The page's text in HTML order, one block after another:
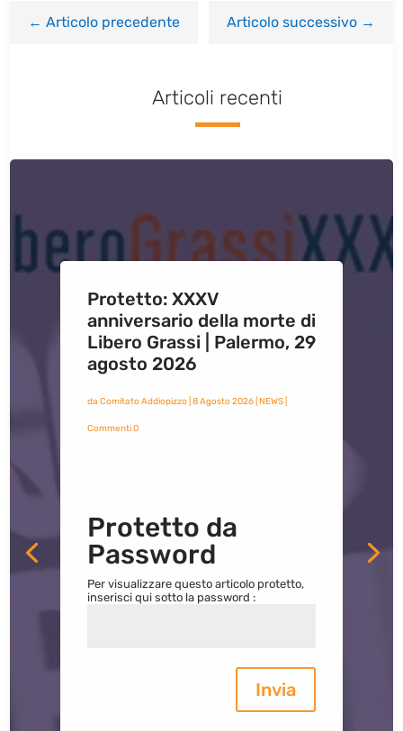
←Articolo precedente Articolo successivo→
Articoli recenti
Protetto: XXXV
anniversario della morte di
Libero Grassi | Palermo, 29
agosto 2026
da Comitato Addiopizzo| 8 Agosto 2026| NEWS|
Commenti 0
Protetto da
Password
Per visualizzare questo articolo protetto,
inserisci qui sotto la password :
Invia